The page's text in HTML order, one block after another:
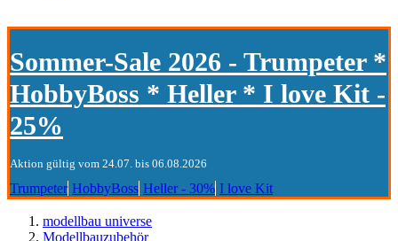
Sommer-Sale 2026 - Trumpeter *
HobbyBoss * Heller * I love Kit -
25%
Aktion gültig vom 24.07. bis 06.08.2026
Trumpeter HobbyBoss Heller - 30% I love Kit
modellbau universe
Modellbauzubehör